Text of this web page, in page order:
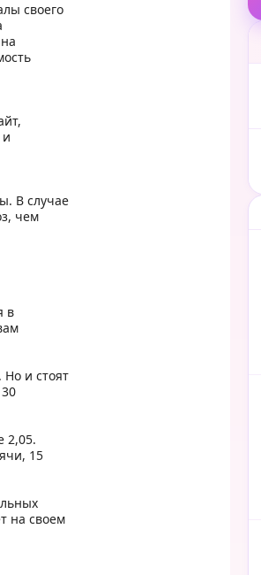
своего
и
В случае
чем
в
Но и стоят
2,05.
15
на своем